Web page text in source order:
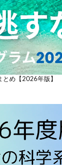
め【2026年版】